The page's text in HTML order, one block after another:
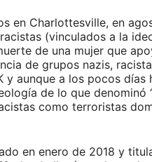
en Charlottesville, en
(vinculados a la
de una mujer que
de grupos nazis,
y aunque a los pocos días
de lo que denominó
como terroristas
en enero de 2018 y